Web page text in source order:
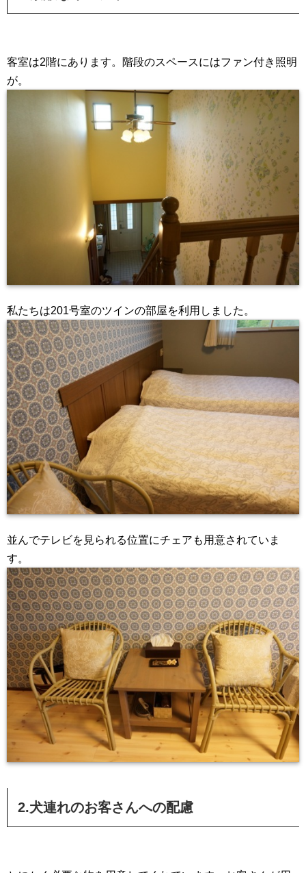
客室は2階にあります。階段のスペースにはファン付き照明
が。
私たちは201号室のツインの部屋を利用しました。
並んでテレビを見られる位置にチェアも用意されていま
す。
2.犬連れのお客さんへの配慮